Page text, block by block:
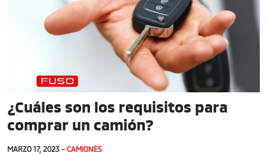
¿Cuáles son los requisitos para
comprar un camión?
MARZO 17, 2023 - CAMIONES